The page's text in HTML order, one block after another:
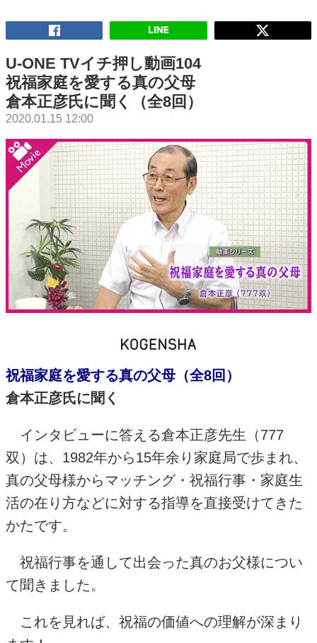
U-ONE TVイチ押し動画104
祝福家庭を愛する真の父母
倉本正彦氏に聞く（全8回）
2020.01.15 12:00
祝福家庭を愛する真の父母（全8回）
倉本正彦氏に聞く
インタビューに答える倉本正彦先生（777
双）は、 1982年から15年余り家庭局で歩まれ、
真の父母様からマッチング・祝福行事・家庭生
活の在り方などに対する指導を直接受けてきた
かたです。
祝福行事を通して出会った真のお父様につい
て聞きました。
これを見れば、祝福の価値への理解が深まり